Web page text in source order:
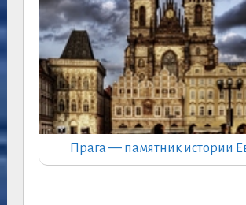
Прага — памятник истории